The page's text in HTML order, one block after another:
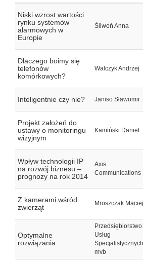
Niski wzrost wartości
rynku systemów
alarmowych w
Europie
Śliwoń Anna
Dlaczego boimy się
telefonów
komórkowych?
Walczyk Andrzej
Inteligentnie czy nie? Janiso Sławomir
Projekt założeń do
ustawy o monitoringu
wizyjnym
Kamiński Daniel
Wpływ technologii IP
na rozwój biznesu –
prognozy na rok 2014
Axis
Communications
Z kamerami wśród
zwierząt
Mroszczak Maciej
Optymalne
rozwiązania
Przedsiębiorstwo
Usług
Specjalistycznych
mvb